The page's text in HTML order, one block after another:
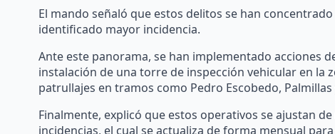
El mando señaló que estos delitos se han
identificado mayor incidencia.
Ante este panorama, se han implementado acciones
instalación de una torre de inspección vehicular en la
patrullajes en tramos como Pedro Escobedo,
Finalmente, explicó que estos operativos se ajustan
incidencias, el cual se actualiza de forma mensual